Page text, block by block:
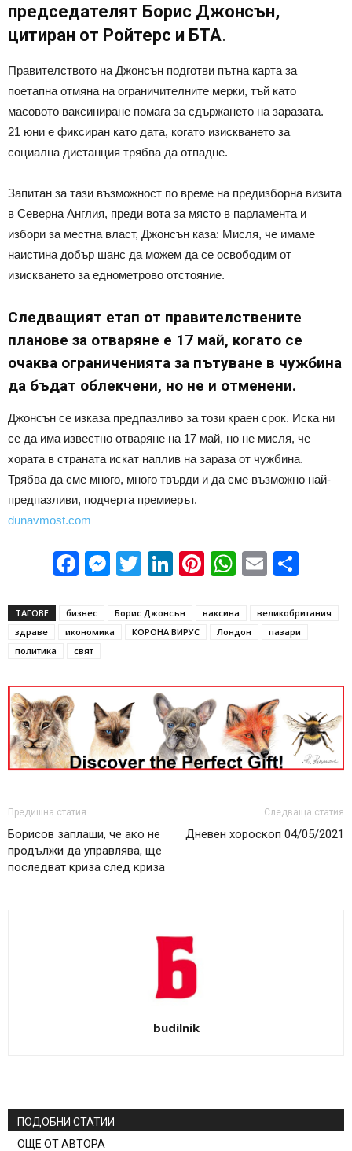
председателят Борис Джонсън,
цитиран от Ройтерс и БТА.
Правителството на Джонсън подготви пътна карта за
поетапна отмяна на ограничителните мерки, тъй като
масовото ваксиниране помага за сдържането на заразата.
21 юни е фиксиран като дата, когато изискването за
социална дистанция трябва да отпадне.
Запитан за тази възможност по време на предизборна визита
в Северна Англия, преди вота за място в парламента и
избори за местна власт, Джонсън каза: Мисля, че имаме
наистина добър шанс да можем да се освободим от
изискването за еднометрово отстояние.
Следващият етап от правителствените
планове за отваряне е 17 май, когато се
очаква ограниченията за пътуване в чужбина
да бъдат облекчени, но не и отменени.
Джонсън се изказа предпазливо за този краен срок. Иска ни
се да има известно отваряне на 17 май, но не мисля, че
хората в страната искат наплив на зараза от чужбина.
Трябва да сме много, много твърди и да сме възможно най-
предпазливи, подчерта премиерът.
dunavmost.com
Facebook
Messenger
Twitter
LinkedIn
Pinterest
WhatsApp
Email
ТАГОВЕ бизнес Борис Джонсън ваксина
великобритания
здраве
икономика КОРОНА ВИРУС Лондон
пазари
политика
свят
Предишна статия
Борисов заплаши, че ако не
продължи да управлява, ще
последват криза след криза
Следваща статия
Дневен хороскоп 04/05/2021
budilnik
ПОДОБНИ СТАТИИ
ОЩЕ ОТ АВТОРА